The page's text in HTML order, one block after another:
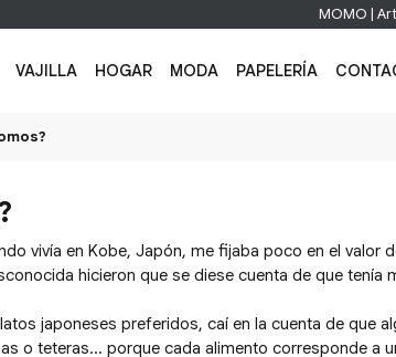
MOMO |
VAJILLA HOGAR MODA PAPELERÍA
vivía en Kobe, Japón, me fijaba poco en el
hicieron que se diese cuenta de que tenía
japoneses preferidos, caí en la cuenta de
o teteras… porque cada alimento corresponde a